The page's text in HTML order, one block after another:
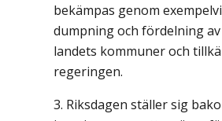
bekämpas genom
dumpning och fördelning
landets kommuner och
regeringen.
Riksdagen ställer sig